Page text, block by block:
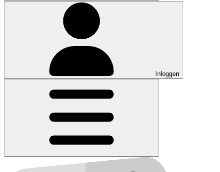
Inloggen